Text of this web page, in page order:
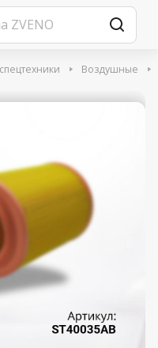
Воздушные